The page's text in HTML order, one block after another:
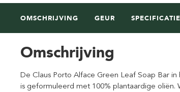
OMSCHRIJVING GEUR
Omschrijving
De Claus Porto Alface Green Leaf Soap Bar
is geformuleerd met 100% plantaardige